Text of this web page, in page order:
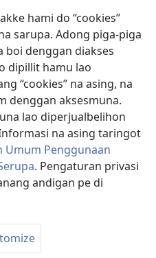
hami do “cookies”
sarupa. Adong piga-piga
boi denggan diakses
dipillit hamu lao
“cookies” na asing, na
denggan aksesmuna.
lao diperjualbelihon
na asing taringot
Umum Penggunaan
. Pengaturan privasi
andigan pe di
Paboahon™
and Tract Society of Pennsylvania.